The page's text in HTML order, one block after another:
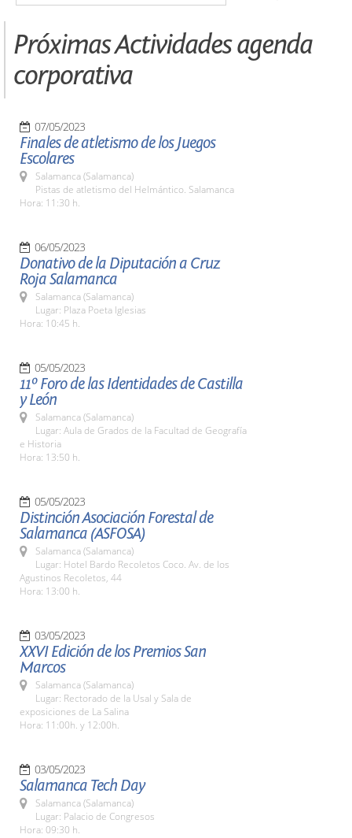
Próximas Actividades agenda
corporativa
07/05/2023
Finales de atletismo de los Juegos
Escolares
Salamanca (Salamanca)
Pistas de atletismo del Helmántico. Salamanca
Hora: 11:30 h.
06/05/2023
Donativo de la Diputación a Cruz
Roja Salamanca
Salamanca (Salamanca)
Lugar: Plaza Poeta Iglesias
Hora: 10:45 h.
05/05/2023
11º Foro de las Identidades de Castilla
y León
Salamanca (Salamanca)
Lugar: Aula de Grados de la Facultad de Geografía
e Historia
Hora: 13:50 h.
05/05/2023
Distinción Asociación Forestal de
Salamanca (ASFOSA)
Salamanca (Salamanca)
Lugar: Hotel Bardo Recoletos Coco. Av. de los
Agustinos Recoletos, 44
Hora: 13:00 h.
03/05/2023
XXVI Edición de los Premios San
Marcos
Salamanca (Salamanca)
Lugar: Rectorado de la Usal y Sala de
exposiciones de La Salina
Hora: 11:00h. y 12:00h.
03/05/2023
Salamanca Tech Day
Salamanca (Salamanca)
Lugar: Palacio de Congresos
Hora: 09:30 h.